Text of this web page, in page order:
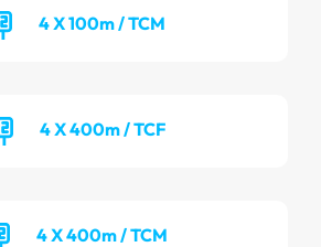
4 X 100m / TCM
4 X 400m / TCF
4 X 400m / TCM